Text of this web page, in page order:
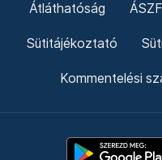
Átláthatóság ÁSZF
Sütitájékoztató
Kommentelési